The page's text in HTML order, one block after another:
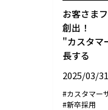
お客さま
創出！
"カスタマ
長する
2025/03/31
#カスタマー
#新卒採用